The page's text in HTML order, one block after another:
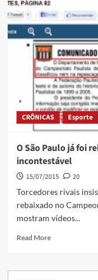
CRÔNICAS Esporte
O São Paulo já foi
incontestável
15/07/2015
20
Torcedores rivais
rebaixado no
mostram vídeos...
Read More